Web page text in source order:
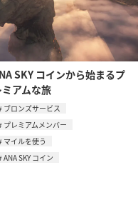
SKY コインから始まるプ
ミアムな旅
ブロンズサービス
プレミアムメンバー
マイルを使う
ANA SKY コイン